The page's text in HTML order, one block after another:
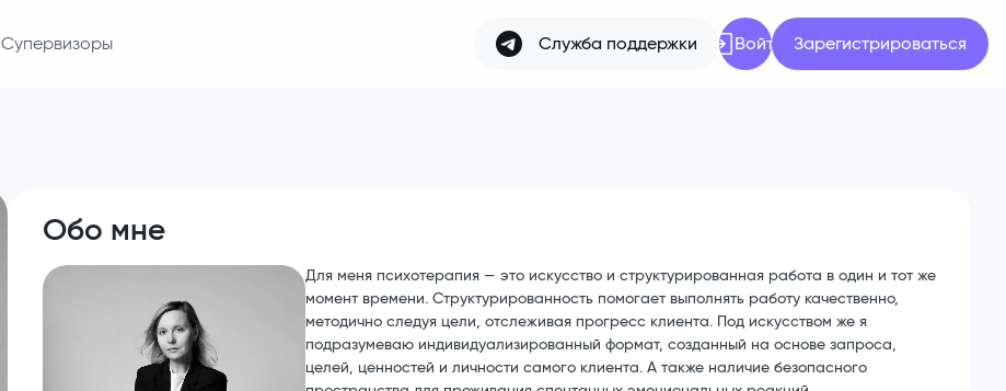
Супервизоры Служба поддержки Войти Зарегистрироваться
Обо мне
Для меня психотерапия — это искусство и структурированная работа в один и тот же
момент времени. Структурированность помогает выполнять работу качественно,
методично следуя цели, отслеживая прогресс клиента. Под искусством же я
подразумеваю индивидуализированный формат, созданный на основе запроса,
целей, ценностей и личности самого клиента. А также наличие безопасного